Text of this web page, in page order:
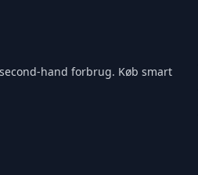
hand forbrug. Køb smart